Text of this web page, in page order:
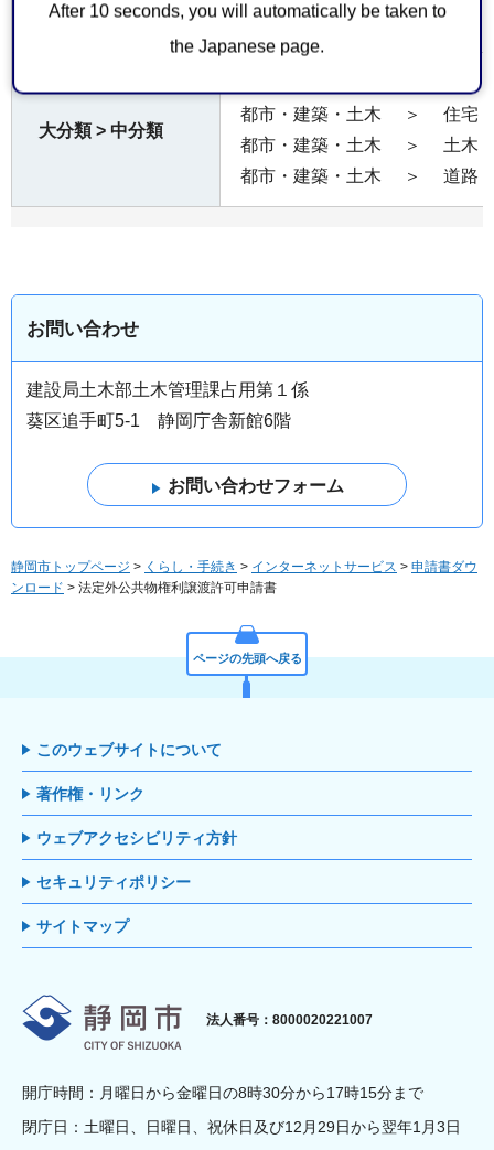
After 10 seconds, you will automatically be taken to
the Japanese page.
備考 なし
大分類 > 中分類
建築
都市・建築・土木
＞
住宅
都市・建築・土木
＞
土木
都市・建築・土木
＞ 道路
お問い合わせ
建設局土木部土木管理課占用第１係
葵区追手町5-1 静岡庁舎新館6階
静岡市トップページ > くらし・手続き > インターネットサービス > 申請書ダウ
ンロード > 法定外公共物権利譲渡許可申請書
ページの先頭へ戻る
このウェブサイトについて
著作権・リンク
ウェブアクセシビリティ方針
セキュリティポリシー
サイトマップ
静岡市
法人番号：8000020221007
開庁時間：月曜日から金曜日の8時30分から17時15分まで
閉庁日：土曜日、日曜日、祝休日及び12月29日から翌年1月3日